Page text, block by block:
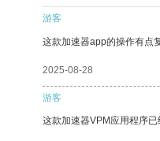
游客
这款加速器app的操作有点
2025-08-28
游客
这款加速器VPM应用程序已